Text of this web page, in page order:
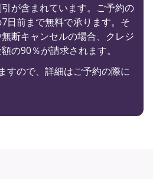
が含まれています。ご予約の
日前まで無料で承ります。そ
断キャンセルの場合、クレジ
の90％が請求されます。
すので、詳細はご予約の際に